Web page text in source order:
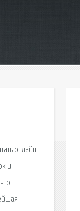
онлайн
и